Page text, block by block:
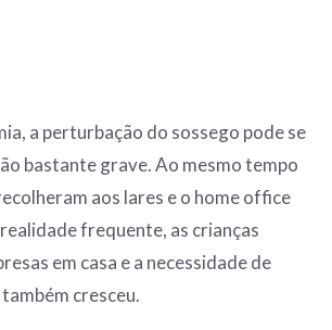
a perturbação do sossego pode se
bastante grave. Ao mesmo tempo
aos lares e o home office
frequente, as crianças
em casa e a necessidade de
cresceu.